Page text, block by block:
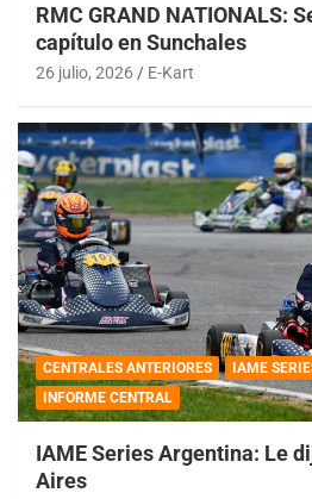
RMC GRAND NATIONALS:
capítulo en Sunchales
26 julio, 2026 E-Kart
CENTRALES ANTERIORES
IAME
INFORME CENTRAL
IAME Series Argentina: Le
Aires